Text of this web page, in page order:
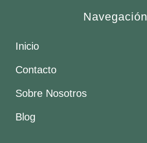
Navegación
Inicio
Contacto
Sobre Nosotros
Blog